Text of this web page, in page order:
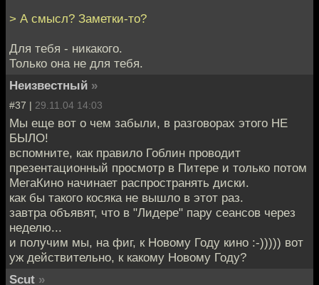
> А смысл? Заметки-то?
Для тебя - никакого.
Только она не для тебя.
Неизвестный »
#37 | 29.11.04 14:03
Мы еще вот о чем забыли, в разговорах этого НЕ
БЫЛО!
вспомните, как правило Гоблин проводит
презентационный просмотр в Питере и только потом
МегаКино начинает распространять диски.
как бы такого косяка не вышло в этот раз.
завтра объявят, что в "Лидере" пару сеансов через
неделю...
и получим мы, на фиг, к Новому Году кино :-))))) вот
уж действительно, к какому Новому Году?
Scut »